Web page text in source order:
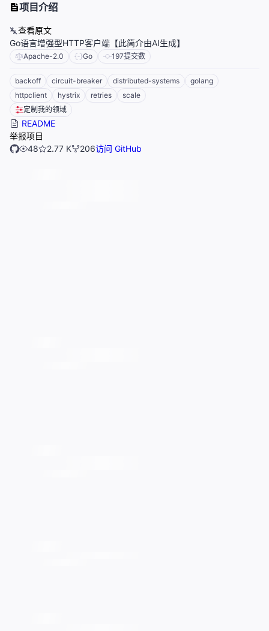
项目介绍
查看原文
Go语言增强型HTTP客户端【此简介由AI生成】
Apache-2.0 Go 197提交数
backoff circuit-breaker distributed-systems
golang
httpclient
hystrix retries
scale
定制我的领域
README
举报项目
48
2.77 K 206访问 GitHub